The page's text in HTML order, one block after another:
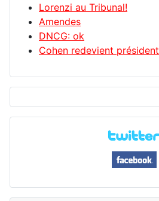
Lorenzi au Tribunal!
Amendes
DNCG: ok
Cohen redevient président